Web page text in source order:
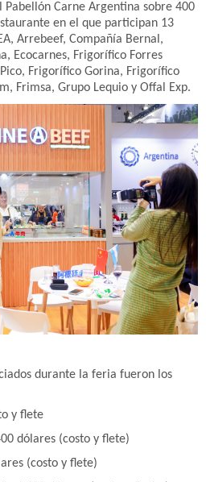
Pabellón Carne Argentina sobre 400
en el que participan 13
Arrebeef, Compañía Bernal,
Ecocarnes, Frigorífico Forres
Frigorífico Gorina, Frigorífico
Frimsa, Grupo Lequio y Offal Exp.
durante la feria fueron los
y flete
dólares (costo y flete)
(costo y flete)